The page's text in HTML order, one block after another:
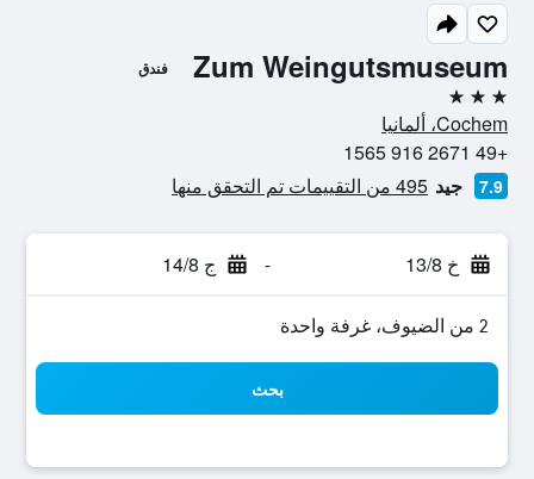
Zum Weingutsmuseum فندق
3 نجوم
Cochem، ألمانيا
+49 2671 916 1565
7.9 جيد 495 من التقييمات تم التحقق منها
خ 13/8 - ج 14/8
2 من الضيوف، غرفة واحدة
بحث